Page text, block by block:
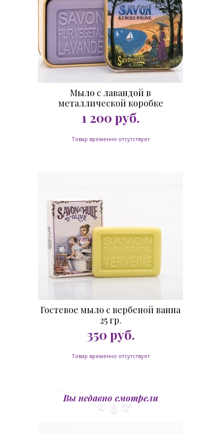
Мыло с лавандой в
металлической коробке
Лазурный берег 100 гр.
1 200 руб.
Товар временно отсутствует
Гостевое мыло с вербеной ванна
25 гр.
350 руб.
Товар временно отсутствует
Вы недавно смотрели